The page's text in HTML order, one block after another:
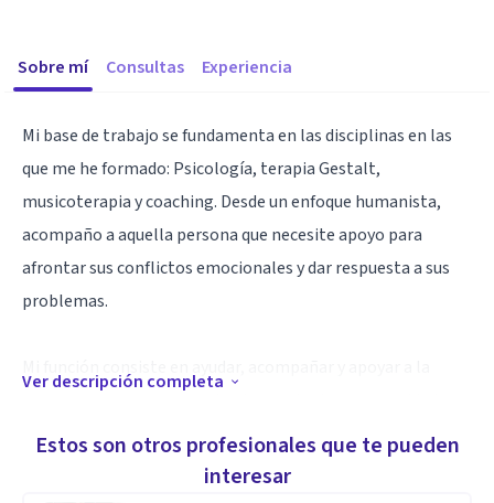
Sobre mí Consultas Experiencia
Mi base de trabajo se fundamenta en las disciplinas en las
que me he formado: Psicología, terapia Gestalt,
musicoterapia y coaching. Desde un enfoque humanista,
acompaño a aquella persona que necesite apoyo para
afrontar sus conflictos emocionales y dar respuesta a sus
problemas.
de alguna manera, responsabilizándose de ellas. De este
modo cada persona puede transformar-se y desarrollar-se.
Ver descripción completa
Estos son otros profesionales que te pueden
interesar